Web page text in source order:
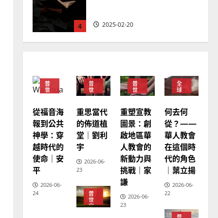
4 2025-02-20
5
陽瑞萍
2025-02-20
6
普世宣教
馬來西亞華人的農曆新年｜
余自力
2025-02-18
德國華人宣教經歷｜吳振
忠、溫淑芳
普
世
從福音海
報到公共
神學：穿
越時代的
使命｜安
平
2026-06-
24
普
世
宣
重思當代
的佈道植
堂｜劉利
宇
2026-06-
23
普
世
宣
重塑宣教
圖景：創
啟地區華
人教會的
新動力與
挑戰｜家
謙
2026-06-
23
全
球
華
教
會
普
世
宣
教
何去何
從？——
華人教會
在這個時
代的角色
｜葉立揚
2026-06-
22
普
世
宣